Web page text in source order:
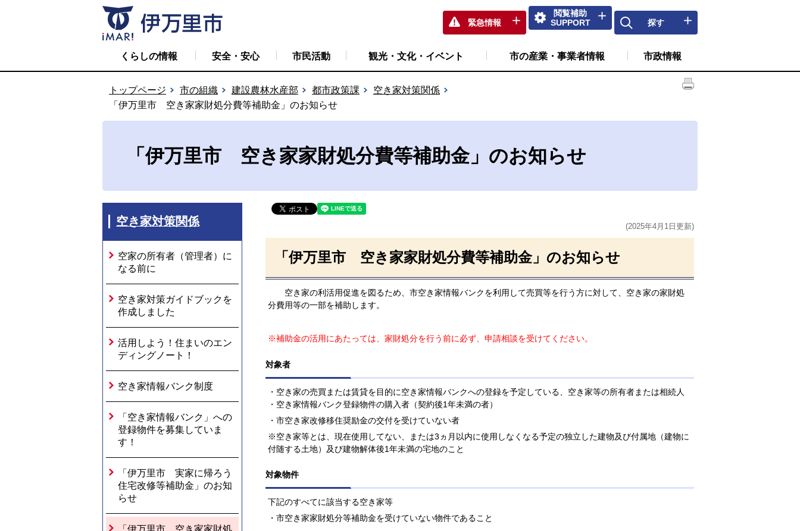
緊急情報
閲覧補助
SUPPORT
探す
くらしの情報 安全・安心 市民活動 観光・文化・イベント 市の産業・事業者情報 市政情報
トップページ 市の組織 建設農林水産部 都市政策課
空き家対策関係
「伊万里市 空き家家財処分費等補助金」のお知らせ
「伊万里市 空き家家財処分費等補助金」のお知らせ
空き家対策関係
空家の所有者（管理者）に
なる前に
空き家対策ガイドブックを
作成しました
活用しよう！住まいのエン
ディングノート！
空き家情報バンク制度
「空き家情報バンク」への
登録物件を募集していま
す！
「伊万里市 実家に帰ろう
住宅改修等補助金」のお知
らせ
「伊万里市 空き家家財処
(2025年4月1日更新)
「伊万里市 空き家家財処分費等補助金」のお知らせ
空き家の利活用促進を図るため、市空き家情報バンクを利用して売買等を行う方に対して、空き家の家財処
分費用等の一部を補助します。
※補助金の活用にあたっては、家財処分を行う前に必ず、申請相談を受けてください。
対象者
・空き家の売買または賃貸を目的に空き家情報バンクへの登録を予定している、空き家等の所有者または相続人
・空き家情報バンク登録物件の購入者（契約後1年未満の者）
・ 市空き家改修移住奨励金の交付を受けていない者
※空き家等とは、現在使用してない、または3ヵ月以内に使用しなくなる予定の独立した建物及び付属地（建物に
付随する土地）及び建物解体後1年未満の宅地のこと
対象物件
下記のすべてに該当する空き家等
・市空き家家財処分等補助金を受けていない物件であること